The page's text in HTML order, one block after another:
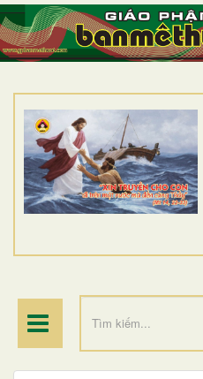
TRANG NHẤT
GIỚI THIỆU
DÒNG TU
BAN MỤC VỤ
ĐOÀN THỂ CG
ĐIỂM HÀNH HƯƠNG